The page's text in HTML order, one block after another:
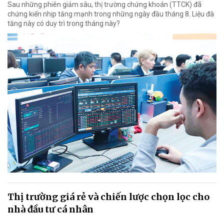
Sau những phiên giảm sâu, thị trường chứng khoán (TTCK) đã
chứng kiến nhịp tăng mạnh trong những ngày đầu tháng 8. Liệu đà
tăng này có duy trì trong tháng này?
Thị trường giá rẻ và chiến lược chọn lọc cho
nhà đầu tư cá nhân